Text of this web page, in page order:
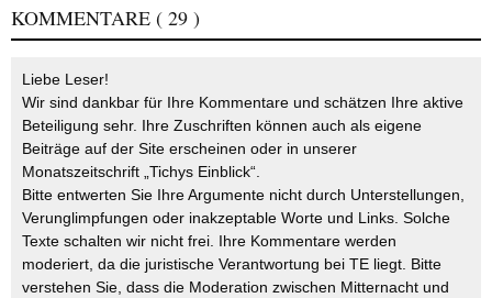
KOMMENTARE ( 29 )
Liebe Leser!
Wir sind dankbar für Ihre Kommentare und schätzen Ihre aktive
Beteiligung sehr. Ihre Zuschriften können auch als eigene
Beiträge auf der Site erscheinen oder in unserer
Monatszeitschrift „Tichys Einblick“.
Bitte entwerten Sie Ihre Argumente nicht durch Unterstellungen,
Verunglimpfungen oder inakzeptable Worte und Links. Solche
Texte schalten wir nicht frei. Ihre Kommentare werden
moderiert, da die juristische Verantwortung bei TE liegt. Bitte
verstehen Sie, dass die Moderation zwischen Mitternacht und